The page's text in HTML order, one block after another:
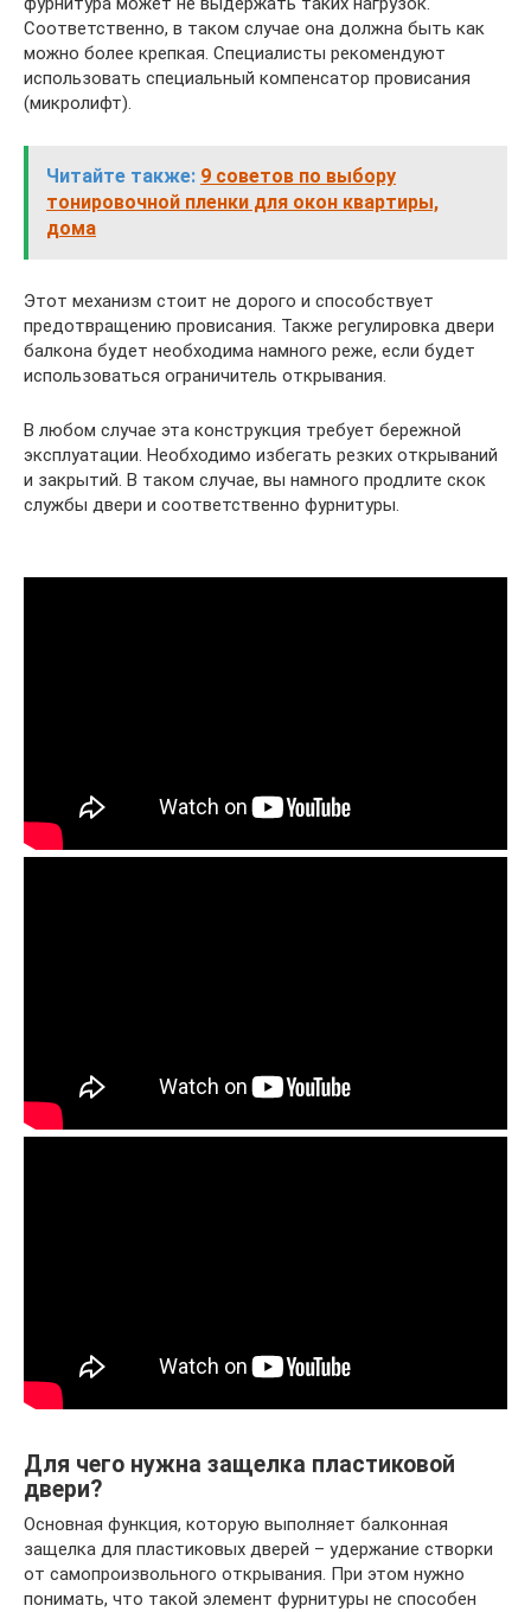
Соответственно, в таком случае она должна быть как
можно более крепкая. Специалисты рекомендуют
использовать специальный компенсатор провисания
(микролифт).
Читайте также: 9 советов по выбору
тонировочной пленки для окон квартиры,
дома
Этот механизм стоит не дорого и способствует
предотвращению провисания. Также регулировка двери
балкона будет необходима намного реже, если будет
использоваться ограничитель открывания.
В любом случае эта конструкция требует бережной
эксплуатации. Необходимо избегать резких открываний
и закрытий. В таком случае, вы намного продлите скок
службы двери и соответственно фурнитуры.
Для чего нужна защелка пластиковой
двери?
Основная функция, которую выполняет балконная
защелка для пластиковых дверей – удержание створки
от самопроизвольного открывания. При этом нужно
понимать, что такой элемент фурнитуры не способен